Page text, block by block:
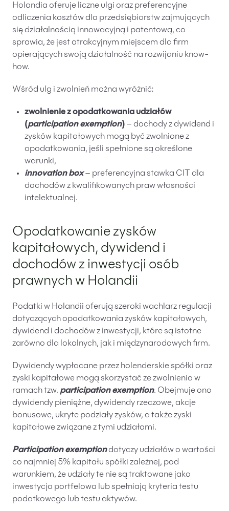
Holandia oferuje liczne ulgi oraz preferencyjne
odliczenia kosztów dla przedsiębiorstw zajmujących
się działalnością innowacyjną i patentową, co
sprawia, że jest atrakcyjnym miejscem dla firm
opierających swoją działalność na rozwijaniu know-
how.
Wśród ulg i zwolnień można wyróżnić:
zwolnienie z opodatkowania udziałów
(participation exemption) – dochody z dywidend i
zysków kapitałowych mogą być zwolnione z
opodatkowania, jeśli spełnione są określone
warunki,
innovation box– preferencyjna stawka CIT dla
dochodów z kwalifikowanych praw własności
intelektualnej.
Opodatkowanie zysków
kapitałowych, dywidend i
dochodów z inwestycji osób
prawnych w Holandii
Podatki w Holandii oferują szeroki wachlarz regulacji
dotyczących opodatkowania zysków kapitałowych,
dywidend i dochodów z inwestycji, które są istotne
zarówno dla lokalnych, jak i międzynarodowych firm.
Dywidendy wypłacane przez holenderskie spółki oraz
zyski kapitałowe mogą skorzystać ze zwolnienia w
ramach tzw. participation exemption. Obejmuje ono
dywidendy pieniężne, dywidendy rzeczowe, akcje
bonusowe, ukryte podziały zysków, a także zyski
kapitałowe związane z tymi udziałami.
Participation exemptiondotyczy udziałów o wartości
co najmniej 5% kapitału spółki zależnej, pod
warunkiem, że udziały te nie są traktowane jako
inwestycja portfelowa lub spełniają kryteria testu
podatkowego lub testu aktywów.